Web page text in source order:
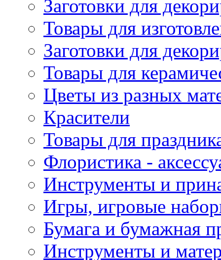
Заготовки для
Товары для
Заготовки для
Товары для
Цветы из разных
Красители
Товары для
Флористика -
Инструменты и
Игры, игровые
Бумага и бумажная
Инструменты и